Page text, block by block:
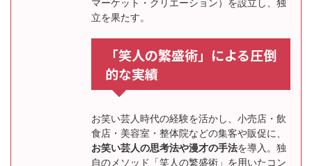
マーケット・クリエーション）を設立し、独
立を果たす。
「笑人の繁盛術」による圧倒
的な実績
お笑い芸人時代の経験を活かし、小売店・飲
食店・美容室・整体院などの集客や販促に、
お笑い芸人の思考法や漫才の手法を導入。独
自のメソッド「笑人の繁盛術」を用いたコン